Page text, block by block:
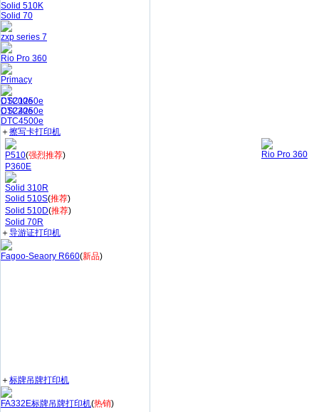
Solid 510K
Solid 70
zxp series 7
Rio Pro 360
Primacy
CS200e
CS220e
DTC1250e
DTC4250e
DTC4500e
＋擦写卡打印机
P510(强烈推荐)
P360E
Solid 310R
Solid 510S(推荐)
Solid 510D(推荐)
Solid 70R
Rio Pro 360
＋导游证打印机
Fagoo-Seaory R660(新品)
＋标牌吊牌打印机
FA332E标牌吊牌打印机(热销)